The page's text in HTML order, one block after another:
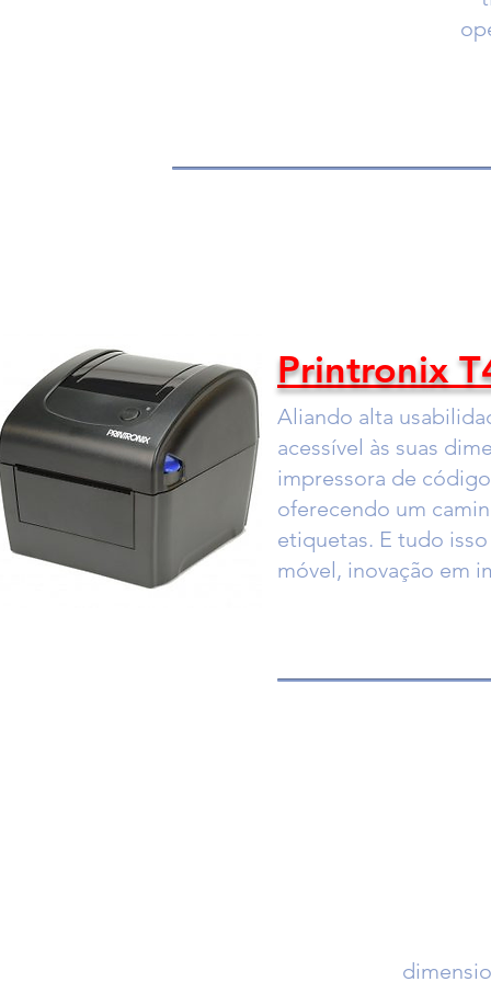
Printronix
Aliando alta
acessível às suas
impressora de
oferecendo um
etiquetas. E tudo
móvel, inovação em